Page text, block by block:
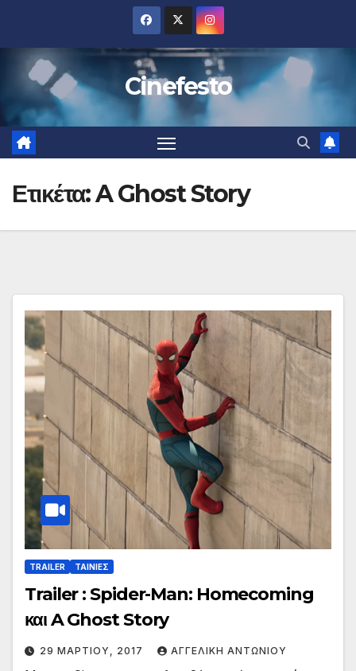
περιεχόμενο
Cinefesto
Ετικέτα:A Ghost Story
TRAILER ΤΑΙΝΙΕΣ
Trailer : Spider-Man: Homecoming
και A Ghost Story
29 ΜΑΡΤΊΟΥ, 2017 ΑΓΓΕΛΙΚΉ ΑΝΤΩΝΊΟΥ